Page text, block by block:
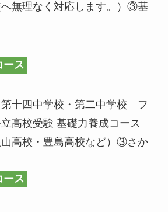
へ無理なく対応します。）③基
ース
十四中学校・第二中学校 フ
高校受験 基礎力養成コース
山高校・豊島高校など）③さか
ース